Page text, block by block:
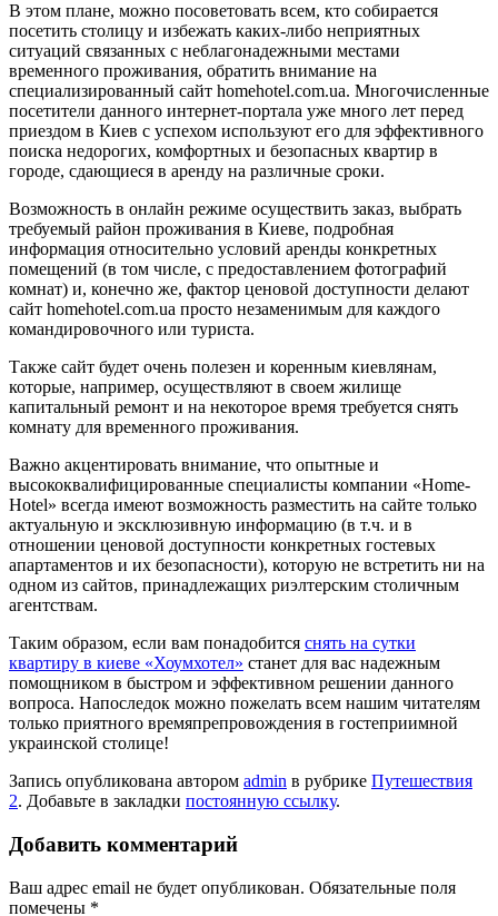
В этом плане, можно посоветовать всем, кто собирается
посетить столицу и избежать каких-либо неприятных
ситуаций связанных с неблагонадежными местами
временного проживания, обратить внимание на
специализированный сайт homehotel.com.ua. Многочисленные
посетители данного интернет-портала уже много лет перед
приездом в Киев с успехом используют его для эффективного
поиска недорогих, комфортных и безопасных квартир в
городе, сдающиеся в аренду на различные сроки.
Возможность в онлайн режиме осуществить заказ, выбрать
требуемый район проживания в Киеве, подробная
информация относительно условий аренды конкретных
помещений (в том числе, с предоставлением фотографий
комнат) и, конечно же, фактор ценовой доступности делают
сайт homehotel.com.ua просто незаменимым для каждого
командировочного или туриста.
Также сайт будет очень полезен и коренным киевлянам,
которые, например, осуществляют в своем жилище
капитальный ремонт и на некоторое время требуется снять
комнату для временного проживания.
Важно акцентировать внимание, что опытные и
высококвалифицированные специалисты компании «Home-
Hotel» всегда имеют возможность разместить на сайте только
актуальную и эксклюзивную информацию (в т.ч. и в
отношении ценовой доступности конкретных гостевых
апартаментов и их безопасности), которую не встретить ни на
одном из сайтов, принадлежащих риэлтерским столичным
агентствам.
Таким образом, если вам понадобится снять на сутки
квартиру в киеве «Хоумхотел» станет для вас надежным
помощником в быстром и эффективном решении данного
вопроса. Напоследок можно пожелать всем нашим читателям
только приятного времяпрепровождения в гостеприимной
украинской столице!
Запись опубликована автором admin в рубрике Путешествия
2. Добавьте в закладки постоянную ссылку.
Добавить комментарий
Ваш адрес email не будет опубликован. Обязательные поля
помечены *